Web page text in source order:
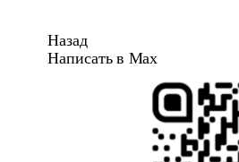
Назад
Написать в Max